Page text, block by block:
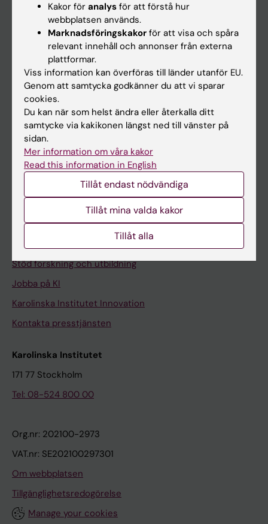
Schema
Studentmejlen
Kurs- och programwebbar
Student på KI
Medarbetare
Medarbetarportalen
Kontakta och besök KI
Universitetsbiblioteket
Stöd forskning och utbildning
Jobba på KI
Karolinska Institutet Innovation
Kontakta presstjänsten
Karolinska Institutet
171 77 Stockholm
Tel: 08-524 800 00
Org.nr: 202100-2973
VAT.nr: SE202100297301
Om webbplatsen
Tillgänglighetsredogörelse
Manage your cookies
Kakor för analys för att förstå hur
webbplatsen används.
Marknadsföringskakor för att visa och spåra
relevant innehåll och annonser från externa
plattformar.
Viss information kan överföras till länder utanför EU.
Genom att samtycka godkänner du att vi sparar
cookies.
Du kan när som helst ändra eller återkalla ditt
samtycke via kakikonen längst ned till vänster på
sidan.
Mer information om våra kakor
Read this information in English
Tillåt endast nödvändiga
Tillåt mina valda kakor
Tillåt alla